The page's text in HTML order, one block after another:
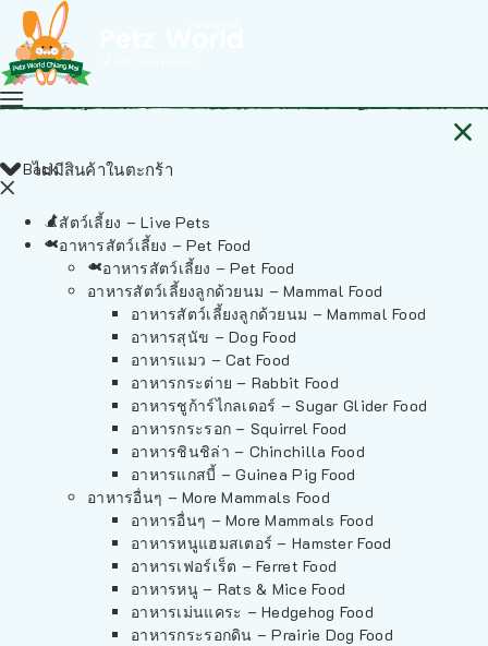
ไม่มีสินค้าในตะกร้า
Back
สัตว์เลี้ยง – Live Pets
อาหารสัตว์เลี้ยง – Pet Food
อาหารสัตว์เลี้ยง – Pet Food
อาหารสัตว์เลี้ยงลูกด้วยนม – Mammal Food
อาหารสัตว์เลี้ยงลูกด้วยนม – Mammal Food
อาหารสุนัข – Dog Food
อาหารแมว – Cat Food
อาหารกระต่าย – Rabbit Food
อาหารชูก้าร์ไกลเดอร์ – Sugar Glider Food
อาหารกระรอก – Squirrel Food
อาหารชินชิล่า – Chinchilla Food
อาหารแกสบี้ – Guinea Pig Food
อาหารอื่นๆ – More Mammals Food
อาหารอื่นๆ – More Mammals Food
อาหารหนูแฮมสเตอร์ – Hamster Food
อาหารเฟอร์เร็ต – Ferret Food
อาหารหนู – Rats & Mice Food
อาหารเม่นแคระ – Hedgehog Food
อาหารกระรอกดิน – Prairie Dog Food